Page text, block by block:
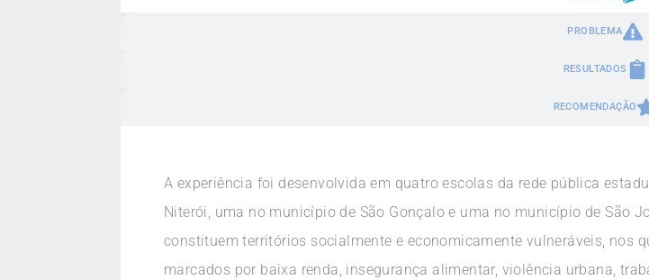
PROBLEMA
RESULTADOS
RECOMENDAÇÃO
A experiência foi desenvolvida em quatro escolas da rede pública
Niterói, uma no município de São Gonçalo e uma no município de São
constituem territórios socialmente e economicamente vulneráveis, nos
marcados por baixa renda, insegurança alimentar, violência urbana,